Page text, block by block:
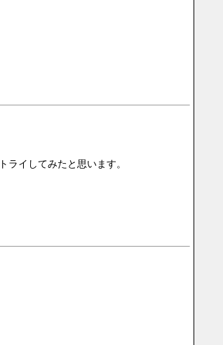
イしてみたと思います。